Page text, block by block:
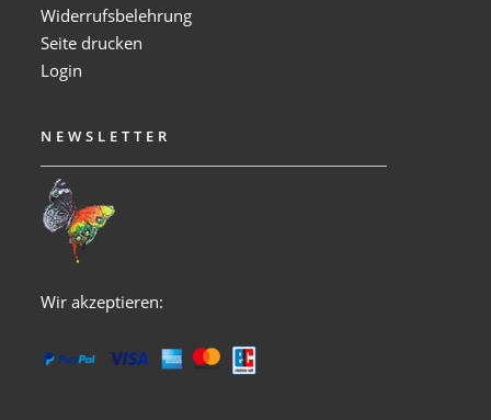
Widerrufsbelehrung
Seite drucken
Login
NEWSLETTER
Wir akzeptieren: